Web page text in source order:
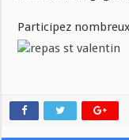
Participez